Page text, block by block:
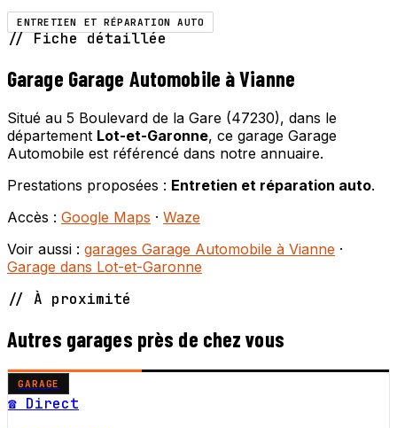
ENTRETIEN ET RÉPARATION AUTO
// Fiche détaillée
Garage Garage Automobile à Vianne
Situé au 5 Boulevard de la Gare (47230), dans le
département Lot-et-Garonne, ce garage Garage
Automobile est référencé dans notre annuaire.
Prestations proposées : Entretien et réparation auto.
Accès : Google Maps · Waze
Voir aussi : garages Garage Automobile à Vianne ·
Garage dans Lot-et-Garonne
// À proximité
Autres garages près de chez vous
GARAGE
☎ Direct